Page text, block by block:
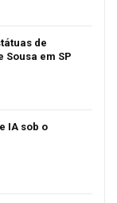
de
em SP
IA sob o